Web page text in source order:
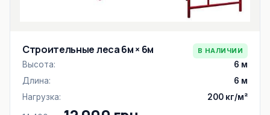
Строительные леса 6м × 6м В НАЛИЧИИ
Высота:
6 м
Длина:
6 м
Нагрузка:
200 кг/м²